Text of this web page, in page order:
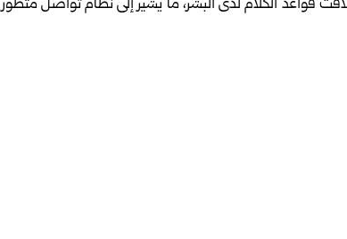
الكلام لدى البشر، ما يشير إلى نظام تواصل متطور